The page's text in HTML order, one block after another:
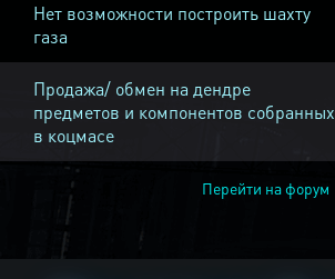
Нет возможности построить шахту
газа
Продажа/ обмен на дендре
предметов и компонентов собранных
в коцмасе
Перейти на форум